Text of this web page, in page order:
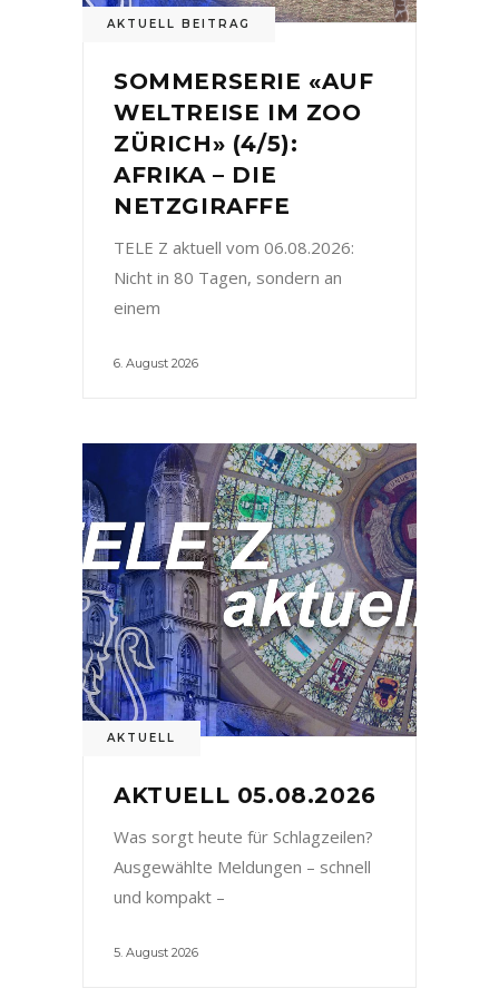
AKTUELL BEITRAG
SOMMERSERIE «AUF
WELTREISE IM ZOO
ZÜRICH» (4/5):
AFRIKA – DIE
NETZGIRAFFE
TELE Z aktuell vom 06.08.2026:
Nicht in 80 Tagen, sondern an
einem
6. August 2026
AKTUELL
AKTUELL 05.08.2026
Was sorgt heute für Schlagzeilen?
Ausgewählte Meldungen – schnell
und kompakt –
5. August 2026